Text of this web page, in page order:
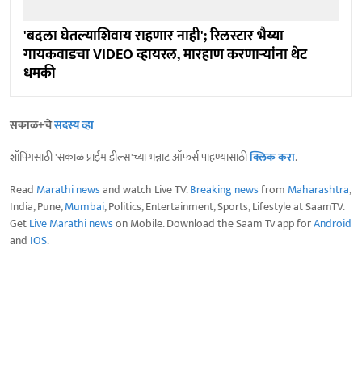
'बदला घेतल्याशिवाय राहणार नाही'; रिलस्टार भैय्या
गायकवाडचा VIDEO व्हायरल, मारहाण करणाऱ्यांना थेट
धमकी
सकाळ+चेसदस्य व्हा
शॉपिंगसाठी 'सकाळ प्राईम डील्स'च्या भन्नाट ऑफर्स पाहण्यासाठीक्लिक करा.
Read Marathi newsand watch Live TV.Breaking newsfrom Maharashtra,
India, Pune,Mumbai, Politics, Entertainment, Sports, Lifestyle at SaamTV.
GetLive Marathi newson Mobile. Download the Saam Tv app forAndroid
and IOS.